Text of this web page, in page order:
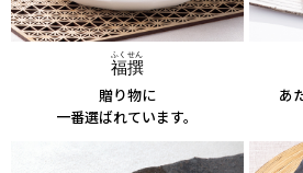
福撰
ふくせん
贈り物に
一番選ばれています。
あ